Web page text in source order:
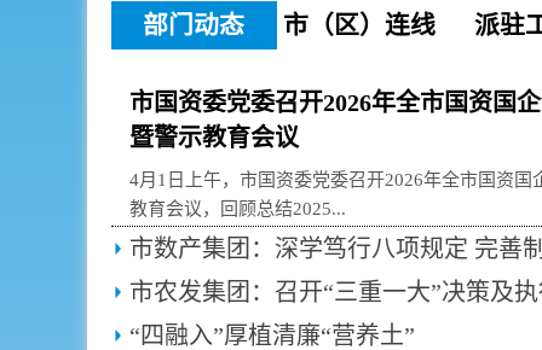
部门动态 市（区）连线 派驻
市国资委党委召开2026年全市国资国
暨警示教育会议
4月1日上午，市国资委党委召开2026年全市国资国
教育会议，回顾总结2025...
“四融入”厚植清廉“营养土”